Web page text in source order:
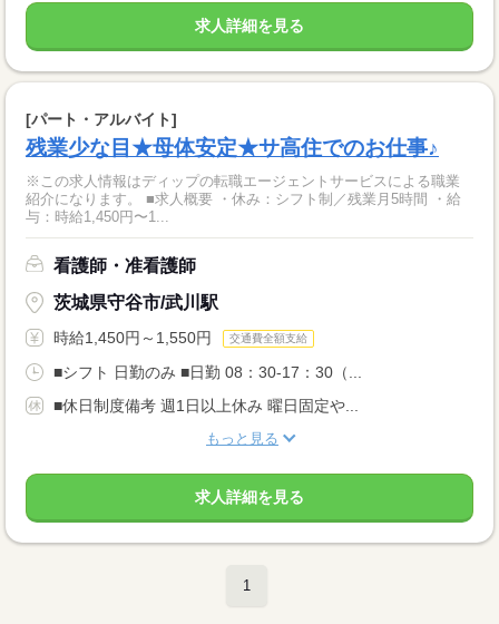
求人詳細を見る
[パート・アルバイト]
残業少な目★母体安定★サ高住でのお仕事♪
※この求人情報はディップの転職エージェントサービスによる職業
紹介になります。 ■求人概要 ・休み：シフト制／残業月5時間 ・給
与：時給1,450円〜1...
看護師・准看護師
茨城県守谷市/武川駅
時給1,450円～1,550円 交通費全額支給
■シフト 日勤のみ ■日勤 08：30-17：30（...
■休日制度備考 週1日以上休み 曜日固定や...
もっと見る
求人詳細を見る
1